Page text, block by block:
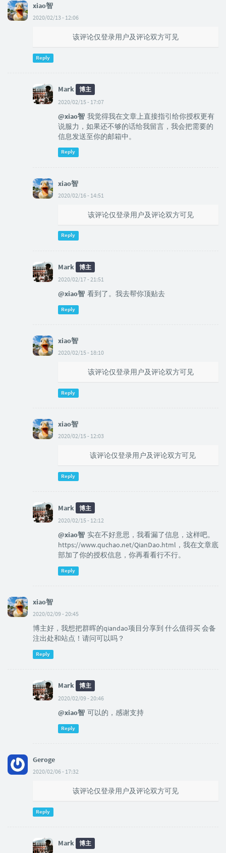
xiao智
2020/02/13 - 12:06
该评论仅登录用户及评论双方可见
Reply
Mark
博主
2020/02/15 - 17:07
@xiao智 我觉得我在文章上直接指引给你授权更有
说服力，如果还不够的话给我留言，我会把需要的
信息发送至你的邮箱中。
Reply
xiao智
2020/02/16 - 14:51
该评论仅登录用户及评论双方可见
Reply
Mark
博主
2020/02/17 - 21:51
@xiao智 看到了。我去帮你顶贴去
Reply
xiao智
2020/02/15 - 18:10
该评论仅登录用户及评论双方可见
Reply
xiao智
2020/02/15 - 12:03
该评论仅登录用户及评论双方可见
Reply
Mark
博主
2020/02/15 - 12:12
@xiao智 实在不好意思，我看漏了信息，这样吧。
https://www.quchao.net/QianDao.html，我在文章底
部加了你的授权信息，你再看看行不行。
Reply
xiao智
2020/02/09 - 20:45
博主好，我想把群晖的qiandao项目分享到 什么值得买 会备
注出处和站点！请问可以吗？
Reply
Mark
博主
2020/02/09 - 20:46
@xiao智 可以的，感谢支持
Reply
Geroge
2020/02/06 - 17:32
该评论仅登录用户及评论双方可见
Reply
Mark
博主